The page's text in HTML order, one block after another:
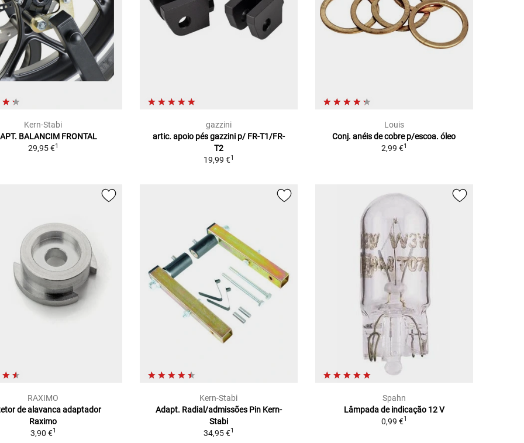
Kern-Stabi
BALANCIM FRONTAL
29,95 €1
gazzini
artic. apoio pés gazzini p/ FR-T1/FR-
T2
19,99 €1
Louis
Conj. anéis de cobre p/escoa. óleo
2,99 €1
RAXIMO
de alavanca adaptador
Raximo
3,90 €1
Kern-Stabi
Adapt. Radial/admissões Pin Kern-
Stabi
34,95 €1
Spahn
Lâmpada de indicação 12 V
0,99 €1